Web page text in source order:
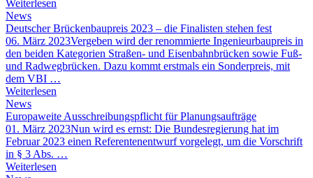
Weiterlesen
News
Deutscher Brückenbaupreis 2023 – die Finalisten stehen fest
06. März 2023Vergeben wird der renommierte Ingenieurbaupreis in
den beiden Kategorien Straßen- und Eisenbahnbrücken sowie Fuß-
und Radwegbrücken. Dazu kommt erstmals ein Sonderpreis, mit
dem VBI …
Weiterlesen
News
Europaweite Ausschreibungspflicht für Planungsaufträge
01. März 2023Nun wird es ernst: Die Bundesregierung hat im
Februar 2023 einen Referentenentwurf vorgelegt, um die Vorschrift
in § 3 Abs. …
Weiterlesen